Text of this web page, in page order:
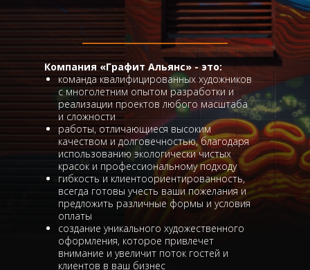
Компания «Графит Альянс» - это:
команда квалифицированных художников
с многолетним опытом разработки и
реализации проектов любого масштаба
и сложности
работы, отличающиеся высоким
качеством и долговечностью, благодаря
использованию экологически чистых
красок и профессиональному подходу
гибкость и клиентоориентированность,
всегда готовы учесть ваши пожелания и
предложить различные формы и условия
оплаты
создание уникального художественного
оформления, которое привлечет
внимание и увеличит поток гостей и
клиентов в ваш бизнес